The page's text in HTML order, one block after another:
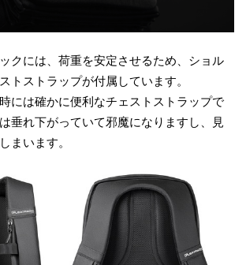
クには、荷重を安定させるため、ショル
トストラップが付属しています。
には確かに便利なチェストストラップで
垂れ下がっていて邪魔になりますし、見
まいます。